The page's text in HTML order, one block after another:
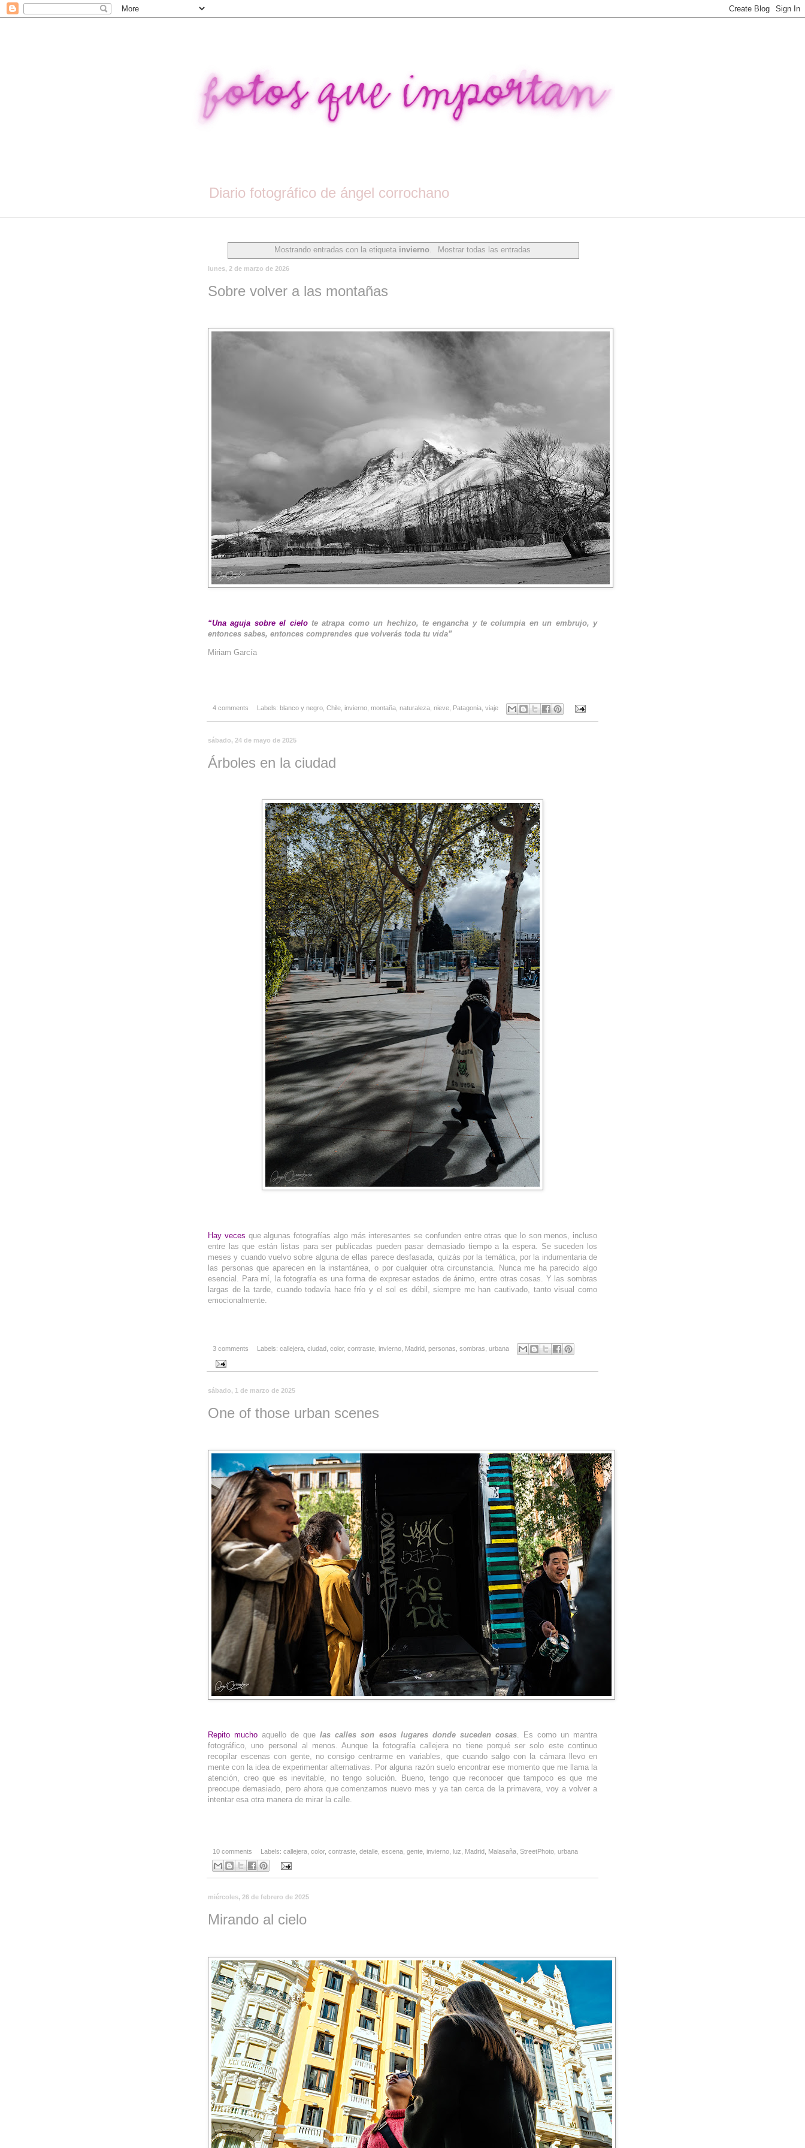
Diario fotográfico de ángel corrochano
Mostrando entradas con la etiqueta invierno Mostrar todas las entradas
lunes, 2 de marzo de 2026
Sobre volver a las montañas
“Una aguja sobre el cielo te atrapa como un hechizo, te engancha y te columpia en un embrujo, y
entonces sabes, entonces comprendes que volverás toda tu vida”
Miriam García
4 comments Labels: blanco y negro, Chile, invierno, montaña, naturaleza, nieve, Patagonia, viaje
sábado, 24 de mayo de 2025
Árboles en la ciudad
Hay veces que ​algunas fotografías algo más interesantes se confunden entre otras que lo son menos, incluso
entre las que están listas para ser publicadas pueden pasar demasiado tiempo​ a la espera. Se suceden los
meses y cuando vuelvo sobre alguna de ellas parece desfasada, quizás por la temática, por la indumentaria de
las personas que aparecen en la instantánea, o por cualquier otra circunstancia. Nunca me ha parecido algo
esencial. Para mí, la fotografía es una forma de expresar estados de ánimo, entre otras cosas. Y las sombras
largas de la tarde, cuando todavía hace frío y el sol es débil, siempre me han cautivado, tanto visual como
emocionalmente.
3 comments Labels: callejera, ciudad, color, contraste, invierno, Madrid, personas sombras urbana
sábado, 1 de marzo de 2025
One of those urban scenes
Repito mucho aquello de quelas calles son esos lugares donde suceden cosas. Es como un mantra
fotográfico, uno personal al menos. Aunque la fotografía callejera no tiene porqué ser solo este continuo
recopilar escenas con gente, no consigo centrarme en variables, que cuando salgo con la cámara llevo en
mente con la idea de experimentar alternativas. Por alguna razón suelo encontrar ese momento que me llama la
atención, creo que es inevitable, no tengo solución. Bueno, tengo que reconocer que tampoco es que me
preocupe demasiado, pero ahora que comenzamos nuevo mes y ya tan cerca de la primavera, voy a volver a
intentar esa otra manera de mirar la calle.
10 comments Labels: callejera, color, contraste, detalle, escena, gente, invierno, luz Madrid, Malasaña, StreetPhoto, urbana
miércoles, 26 de febrero de 2025
Mirando al cielo